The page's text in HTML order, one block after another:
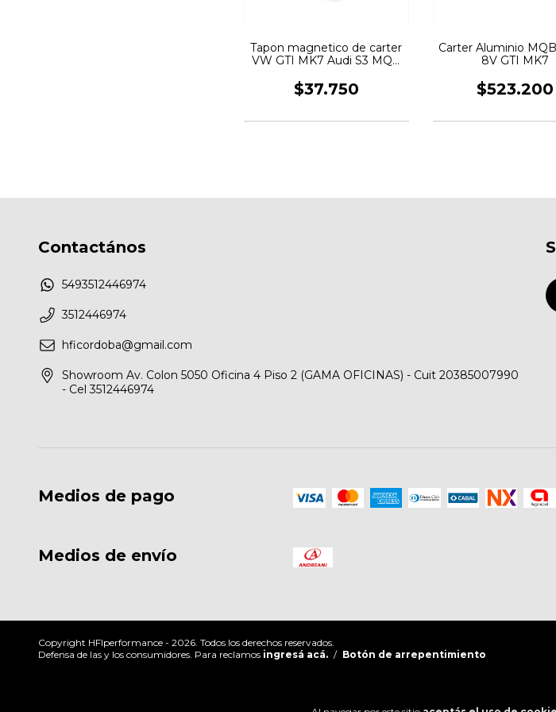
Tapon magnetico de carter
VW GTI MK7 Audi S3 MQB
$37.750
Carter Aluminio
8V GTI MK7
$523.200
Contactános
5493512446974
3512446974
hficordoba@gmail.com
Showroom Av. Colon 5050 Oficina 4 Piso 2 (GAMA OFICINAS) - Cuit 20385007990
- Cel 3512446974
Medios de pago
Medios de envío
Copyright HFIperformance - 2026. Todos los derechos reservados.
Defensa de las y los consumidores. Para reclamos ingresá acá. / Botón de arrepentimiento